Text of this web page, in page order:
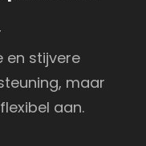
en stijvere
maar
aan.